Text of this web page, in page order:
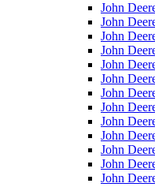
John
John
John
John
John
John
John
John
John
John
John
John
John